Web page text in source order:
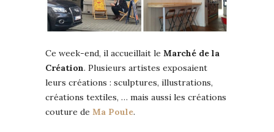
Ce week-end, il accueillait le Marché de la
Création. Plusieurs artistes exposaient
leurs créations : sculptures, illustrations,
créations textiles, … mais aussi les créations
couture de Ma Poule.